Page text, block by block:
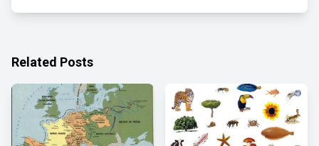
Related Posts